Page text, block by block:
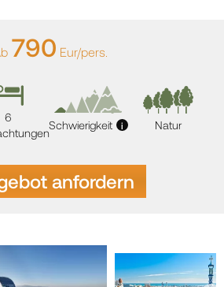
790 Eur/pers.
6
Schwierigkeit i Natur
anfordern